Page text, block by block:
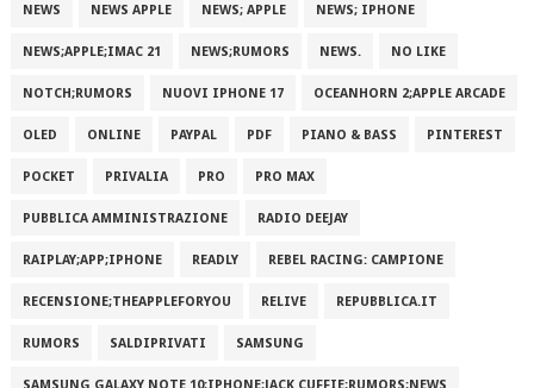
NEWS NEWS APPLE NEWS; APPLE NEWS; IPHONE
NEWS;APPLE;IMAC 21 NEWS;RUMORS NEWS. NO LIKE
NOTCH;RUMORS NUOVI IPHONE 17 OCEANHORN 2;APPLE ARCADE
OLED ONLINE PAYPAL PDF PIANO & BASS PINTEREST
POCKET PRIVALIA PRO PRO MAX
PUBBLICA AMMINISTRAZIONE RADIO DEEJAY
RAIPLAY;APP;IPHONE READLY REBEL RACING: CAMPIONE
RECENSIONE;THEAPPLEFORYOU RELIVE REPUBBLICA.IT
RUMORS SALDIPRIVATI SAMSUNG
SAMSUNG GALAXY NOTE 10;IPHONE;JACK CUFFIE;RUMORS;NEWS